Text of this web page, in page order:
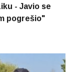
- Javio se
pogrešio"